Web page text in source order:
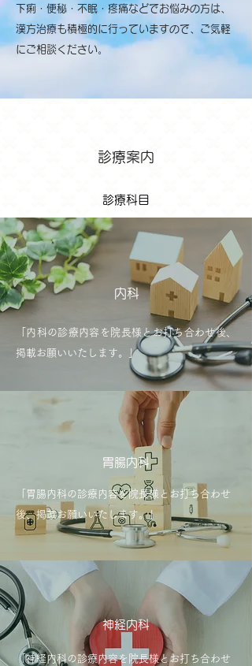
下痢・便秘・不眠・疼痛などでお悩みの方は、
漢方治療も積極的に行っていますので、ご気軽
にご相談ください。
診療案内
診療科目
内科
「内科の診療内容を院長様とお打ち合わせ後、
掲載お願いいたします。」
胃腸内科
「胃腸内科の診療内容を院長様とお打ち合わせ
後、掲載お願いいたします。」
神経内科
「神経内科の診療内容を院長様とお打ち合わせ